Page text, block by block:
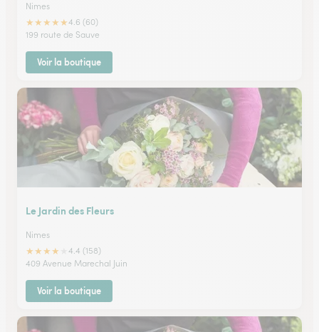
Nimes
★★★★★4.6 (60)
199 route de Sauve
Voir la boutique
Le Jardin des Fleurs
Nimes
★★★★
4.4 (158)
409 Avenue Marechal Juin
Voir la boutique